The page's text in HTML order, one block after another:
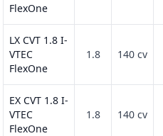
FlexOne
LX CVT 1.8 I-
VTEC
FlexOne
1.8 140 cv
EX CVT 1.8 I-
VTEC
FlexOne
1.8 140 cv